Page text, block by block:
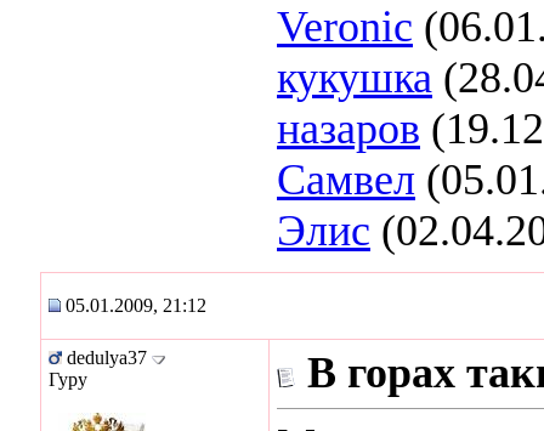
Veronic
кукушка
назаров
Самвел
Элис
05.01.2009, 21:12
dedulya37
Гуру
В горах